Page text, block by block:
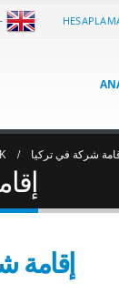
-
شركة في تركيا
إقامة